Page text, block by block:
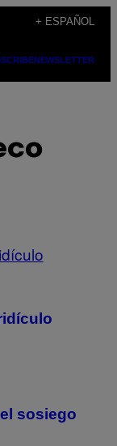
+ ESPAÑOL
NEWSLETTER
sosiego